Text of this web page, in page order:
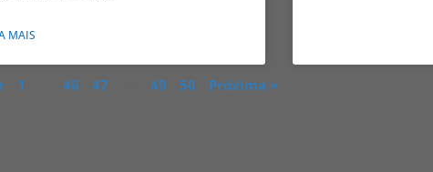
MAIS
1 46 47 49 50 Próxima »